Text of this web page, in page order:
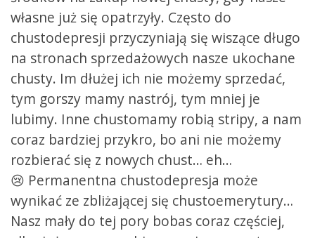
własne już się opatrzyły. Często do
chustodepresji przyczyniają się wiszące długo
na stronach sprzedażowych nasze ukochane
chusty. Im dłużej ich nie możemy sprzedać,
tym gorszy mamy nastrój, tym mniej je
lubimy. Inne chustomamy robią stripy, a nam
coraz bardziej przykro, bo ani nie możemy
rozbierać się z nowych chust… eh…
😢 Permanentna chustodepresja może
wynikać ze zbliżającej się chustoemerytury…
Nasz mały do tej pory bobas coraz częściej,